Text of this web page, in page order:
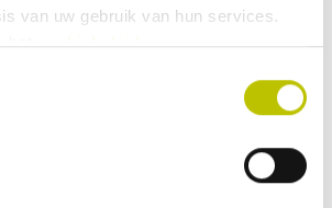
van uw gebruik van hun services.
hetcookiebeleid.